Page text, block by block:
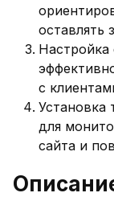
оставлять
Настройка
с
Установка
для
сайта и